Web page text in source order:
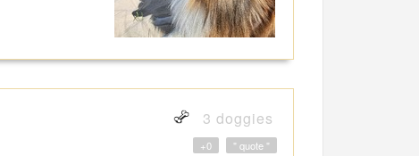
3 doggies
" quote "
+0